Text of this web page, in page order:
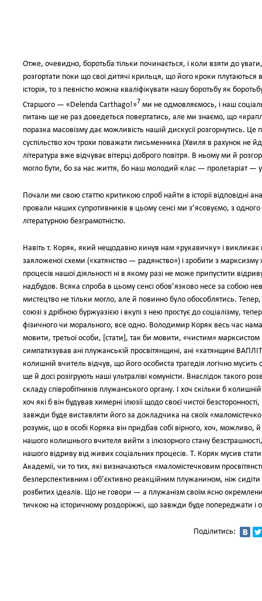
Отже, очевидно, боротьба тільки починається, і коли взяти до
розгортати поки що свої дитячі крильця, що його кроки плутаються
історія, то з певністю можна кваліфікувати нашу боротьбу як
Старшого — «Delenda Carthago!»7 ми не одмовляємось, і наш
питань ще не раз доведеться повертатись, але ми знаємо, що
поразка масовізму дає можливість нашій дискусії розгорнутись.
суспільство хоч трохи поважати письменника (Хвиля в рахунок
література вже відчуває вітерці доброго повітря. В ньому ми й
могло бути, бо за нас життя, бо наш молодий клас — пролетаріат —
Почали ми свою статтю критикою спроб найти в історії відповідні
провали наших супротивників в цьому сенсі ми з’ясовуємо, з
літературною безграмотністю.
Навіть т. Коряк, який нещодавно кинув нам «рукавичку» і викликає
заяложеної схеми («хатянство — радянство») і зробити з
процесів нашої діяльності ні в якому разі не може припустити
надбудов. Всяка спроба в цьому сенсі обов’язково несе за собою
мистецтво не тільки могло, але й повинно було обособлятись. Тепер,
союзі з дрібною буржуазією і вкупі з нею простує до соціалізму,
фізичного чи морального, все одно. Володимир Коряк весь час
мовити, третьої особи, [стати], так би мовити, «чистим» марксистом
симпатизував ані плужанській просвітянщині, ані «хатянщині
колишній вчитель відчув, що його особиста трагедія логічно мусить
ще й досі розігрують наші ультраліві комуністи. Внаслідок такого
складу співробітників плужанського органу. І хоч скільки б
хоч які б він будував химерні ілюзії щодо своєї чистої
завжди буде виставляти його за докладчика на своїх
розуміє, що в особі Коряка він придбав собі вірного, хоч,
нашого колишнього вчителя вийти з ілюзорного стану
нашого відриву від живих соціальних процесів. Т. Коряк мусив
Академії, чи то тих, які визначаються «маломістечковим
безперспективним і об’єктивно реакційним плужанином, ніж
розбитих ідеалів. Що не говори — а плужанізм своїм ясно
тичкою на історичному роздоріжжі, що завжди буде попереджати і
Поділитись: